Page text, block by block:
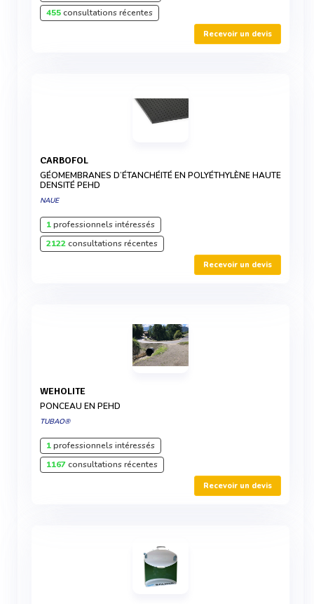
455consultations récentes
Recevoir un devis
CARBOFOL
GÉOMEMBRANES D’ÉTANCHÉITÉ EN POLYÉTHYLÈNE HAUTE
DENSITÉ PEHD
NAUE
1professionnels intéressés
2122consultations récentes
Recevoir un devis
WEHOLITE
PONCEAU EN PEHD
TUBAO®
1professionnels intéressés
1167consultations récentes
Recevoir un devis